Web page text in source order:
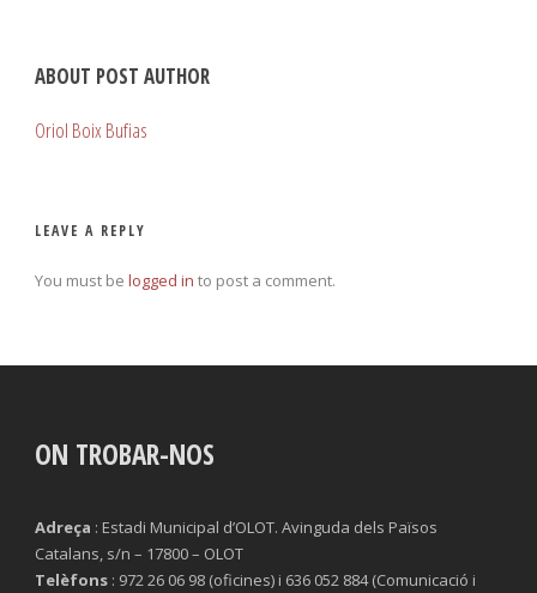
ABOUT POST AUTHOR
Oriol Boix Bufias
LEAVE A REPLY
You must be logged in to post a comment.
ON TROBAR-NOS
Adreça : Estadi Municipal d’OLOT. Avinguda dels Països
Catalans, s/n – 17800 – OLOT
Telèfons : 972 26 06 98 (oficines) i 636 052 884 (Comunicació i